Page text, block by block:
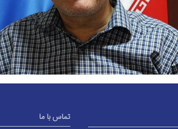
تماس با ما